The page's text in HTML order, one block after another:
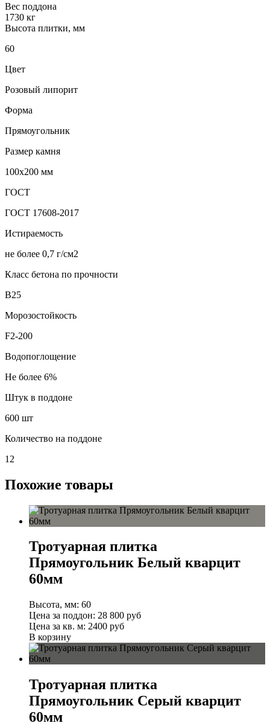
Вес поддона
1730 кг
Высота плитки, мм
60
Цвет
Розовый липорит
Форма
Прямоугольник
Размер камня
100х200 мм
ГОСТ
ГОСТ 17608-2017
Истираемость
не более 0,7 г/см2
Класс бетона по прочности
В25
Морозостойкость
F2-200
Водопоглощение
Не более 6%
Штук в поддоне
600 шт
Количество на поддоне
12
Похожие товары
Тротуарная плитка
Прямоугольник Белый кварцит
60мм
Высота, мм: 60
Цена за поддон: 28 800 руб
Цена за кв. м: 2400 руб
В корзину
Тротуарная плитка
Прямоугольник Серый кварцит
60мм